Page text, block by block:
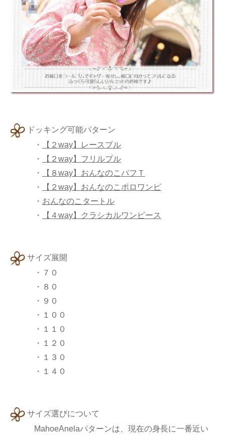
ドッキング可能パターン
・
【２way】レースプル
・
【２way】フリルプル
・
【８way】おんなのこパフＴ
・
【２way】おんなのこポロワンピ
・ おんなのこタートル
・
【４way】クラシカルワンピース
サイズ展開
・７０
・８０
・９０
・１００
・１１０
・１２０
・１３０
・１４０
サイズ選びについて
MahoeAnelaパターンは、現在の身長に一番近い